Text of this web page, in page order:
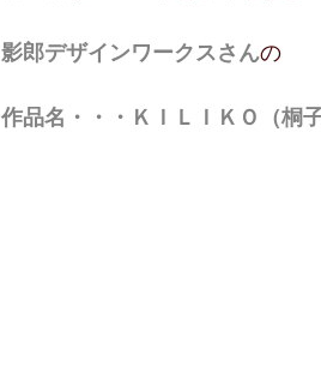
影郎デザインワークスさんの
作品名・・・ＫＩＬＩＫＯ（桐